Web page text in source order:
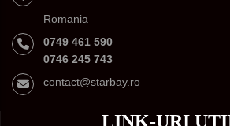
Romania
0749 461 590
0746 245 743
contact@starbay.ro
LINK-URI